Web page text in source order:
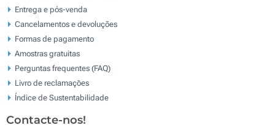
Entrega e pós-venda
Cancelamentos e devoluções
Formas de pagamento
Amostras gratuitas
Perguntas frequentes (FAQ)
Livro de reclamaçōes
Índice de Sustentabilidade
Contacte-nos!